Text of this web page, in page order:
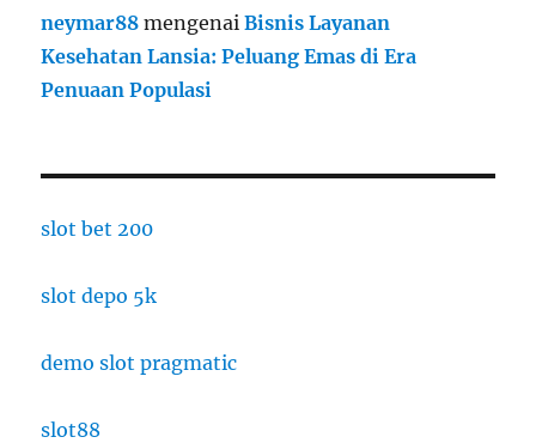
neymar88 mengenaiBisnis Layanan
Kesehatan Lansia: Peluang Emas di Era
Penuaan Populasi
slot bet 200
slot depo 5k
demo slot pragmatic
slot88